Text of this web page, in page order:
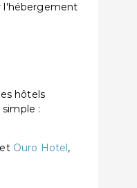
l'hébergement
hôtels
:
et Ouro Hotel,